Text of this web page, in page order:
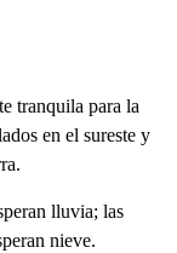
tranquila para la
en el sureste y
lluvia; las
nieve.